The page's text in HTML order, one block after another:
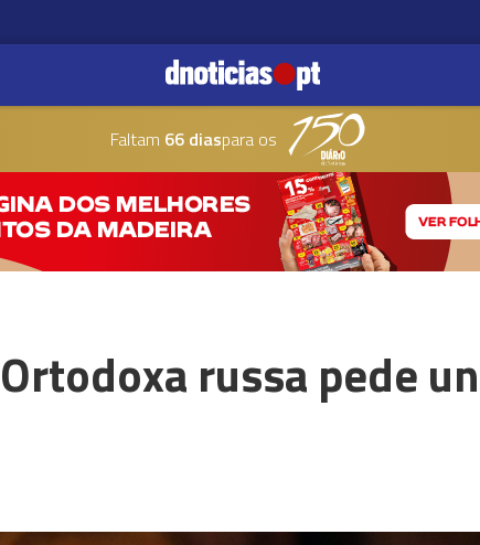
Faltam 66 diaspara os
russa pede